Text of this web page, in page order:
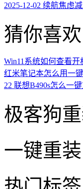
2025-12-02 续航焦虑
猜你喜欢
Win11系统如何查看
红米笔记本怎么用一
22 联想B490s怎么一
极客狗
一键重装